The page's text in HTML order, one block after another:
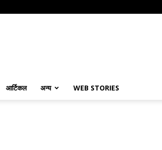
आर्टिकल अन्य WEB STORIES